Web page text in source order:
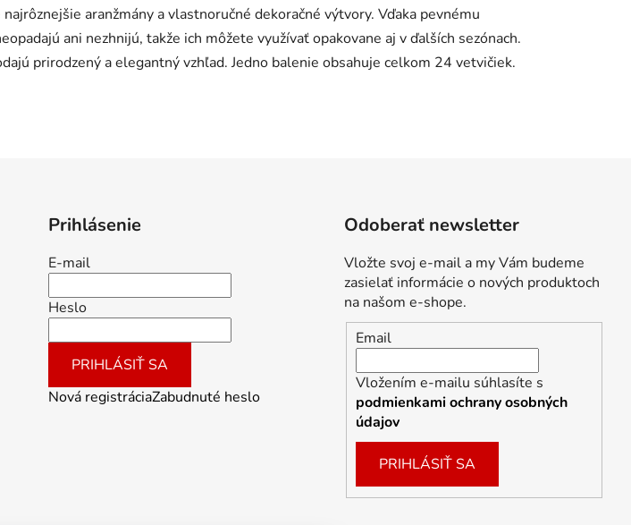
aranžmány a vlastnoručné dekoračné výtvory. Vďaka pevnému
ani nezhnijú, takže ich môžete využívať opakovane aj v ďalších sezónach.
prirodzený a elegantný vzhľad. Jedno balenie obsahuje celkom 24 vetvičiek.
Prihlásenie
E-mail
Heslo
PRIHLÁSIŤ SA
Nová registráciaZabudnuté heslo
Odoberať newsletter
Vložte svoj e-mail a my Vám budeme
zasielať informácie o nových produktoch
na našom e-shope.
Email
Vložením e-mailu súhlasíte s
podmienkami ochrany osobných
údajov
PRIHLÁSIŤ SA